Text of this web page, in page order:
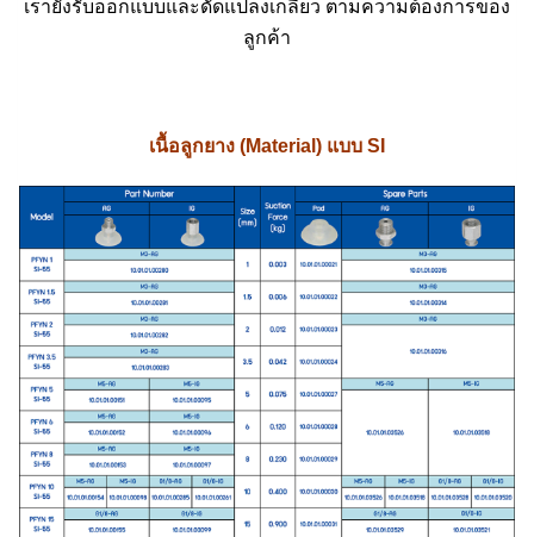
เรายังรับออกแบบและดัดแปลงเกลียว ตามความต้องการของ
ลูกค้า
เนื้อลูกยาง (Material) แบบ SI